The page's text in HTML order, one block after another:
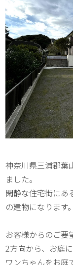
神奈川県三浦郡葉
ました。
閑静な住宅街にあ
の建物になります。
お客様からのご要
2方向から、お庭
ワンちゃんをお庭